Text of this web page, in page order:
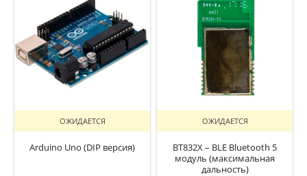
ОЖИДАЕТСЯ
Arduino Uno (DIP версия)
ОЖИДАЕТСЯ
BT832X – BLE Bluetooth 5
модуль (максимальная
дальность)